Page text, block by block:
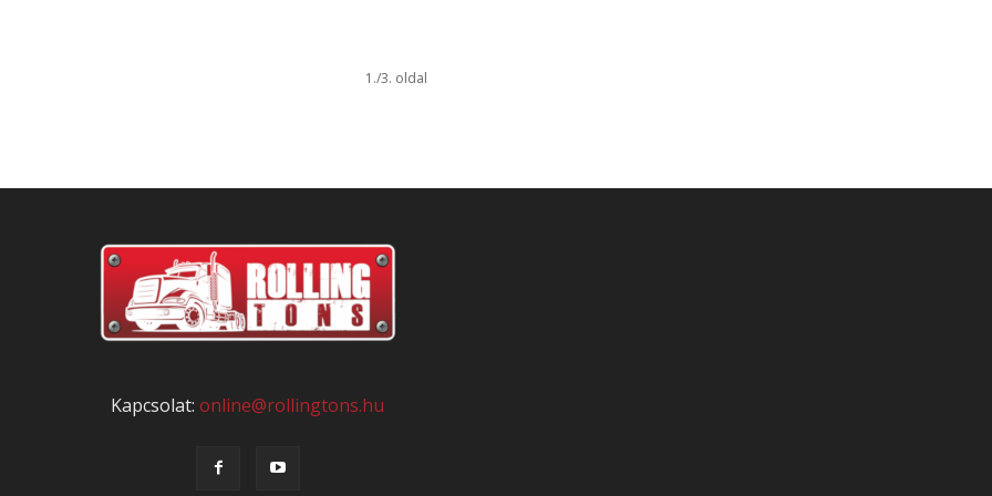
1./3. oldal
Kapcsolat:online@rollingtons.hu